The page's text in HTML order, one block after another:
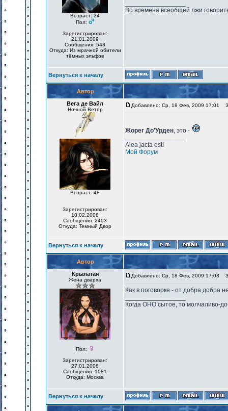
Возраст: 34
Пол:
Зарегистрирован:
21.01.2009
Сообщения: 543
Откуда: Из мрачной обители
тёмных эльфов
Во времена всеобщей лжи
Вернуться к началу
Автор
Вега де Вайл
Ночной Ветер
Возраст: 48
Зарегистрирован:
10.02.2008
Сообщения: 2403
Откуда: Темный Двор
Добавлено: Ср, 18 Фев, 2009 17:01
Жорег До'Урден, это -
Alea jacta est!
Мой Форум
Вернуться к началу
Автор
Крылатая
Жена дварха
Пол:
Зарегистрирован:
27.01.2008
Сообщения: 1081
Откуда: Москва
Добавлено: Ср, 18 Фев, 2009 17:03
Как в поговорке - от добра добра
Когда ОНО сытое, то молчаливо-
Вернуться к началу